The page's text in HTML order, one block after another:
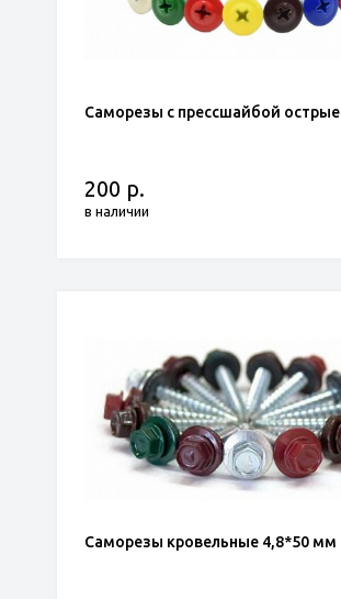
Саморезы с прессшайбой острые
200 р.
в наличии
Саморезы кровельные 4,8*50 мм